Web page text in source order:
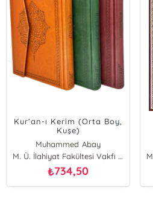
Kur'an-ı Kerim (Orta Boy,
Kuşe)
Muhammed Abay
M. Ü. İlahiyat Fakültesi Vakfı Yayınları
₺734,50